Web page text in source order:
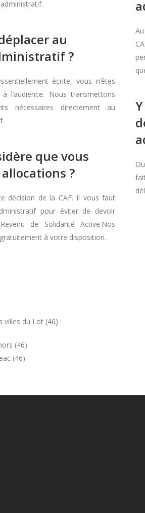
au
?
écrite, vous n’êtes
l’audience. Nous transmettons
nécessaires directement au
que vous
?
décision de la CAF. Il vous faut
pour éviter de devoir
de Solidarité Active.Nos
à votre disposition.
villes du Lot (46) :
(46)
(46)